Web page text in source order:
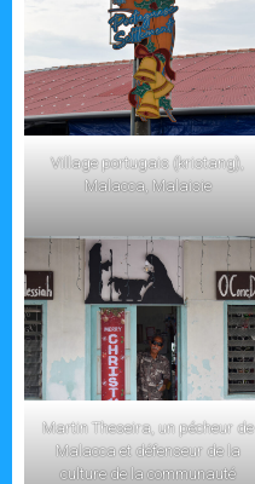
Village portugais (kristang),
Malacca, Malaisie
Martin Theseira, un pécheur de
Malacca et défenseur de la
culture de la communauté